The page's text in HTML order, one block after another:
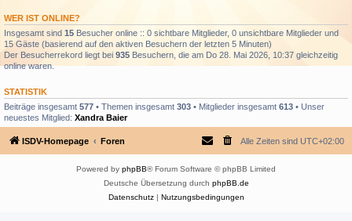
WER IST ONLINE?
Insgesamt sind 15 Besucher online :: 0 sichtbare Mitglieder, 0 unsichtbare Mitglieder und
15 Gäste (basierend auf den aktiven Besuchern der letzten 5 Minuten)
Der Besucherrekord liegt bei 935 Besuchern, die am Do 28. Mai 2026, 10:37 gleichzeitig
online waren.
STATISTIK
Beiträge insgesamt 577 • Themen insgesamt 303 • Mitglieder insgesamt 613 • Unser
neuestes Mitglied: Xandra Baier
ISDV-Homepage Foren Alle Zeiten sind UTC+02:00
Powered by phpBB® Forum Software © phpBB Limited
Deutsche Übersetzung durch phpBB.de
Datenschutz| Nutzungsbedingungen